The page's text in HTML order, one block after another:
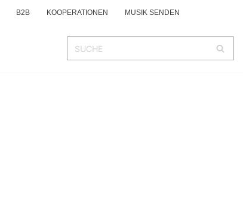
B2B KOOPERATIONEN MUSIK SENDEN